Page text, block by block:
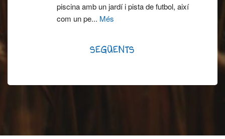
piscina amb un jardí i pista de futbol, així
com un pe... Més
SEGÜENTS